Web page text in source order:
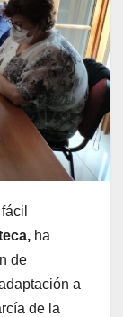
ha
de
a
de la